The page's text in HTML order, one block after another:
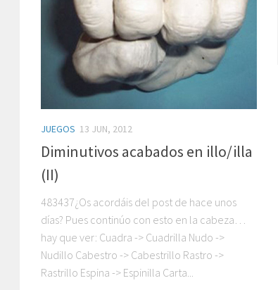
JUEGOS 13 JUN, 2012
Diminutivos acabados en illo/illa
(II)
483437¿Os acordáis del post de hace unos
días? Pues continúo con esto en la cabeza…
hay que ver: Cuadra -> Cuadrilla Nudo ->
Nudillo Cabestro -> Cabestrillo Rastro ->
Rastrillo Espina -> Espinilla Carta...